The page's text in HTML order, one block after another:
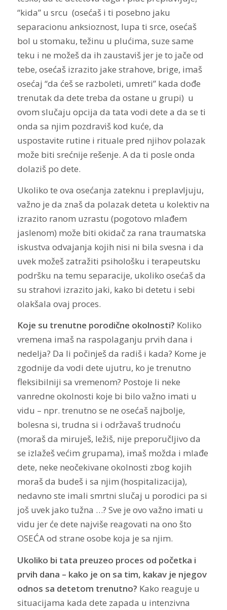
“kida” u srcu (osećaš i ti posebno jaku
separacionu anksioznost, lupa ti srce, osećaš
bol u stomaku, težinu u plućima, suze same
teku i ne možeš da ih zaustaviš jer je to jače od
tebe, osećaš izrazito jake strahove, brige, imaš
osećaj “da ćeš se razboleti, umreti” kada dođe
trenutak da dete treba da ostane u grupi) u
ovom slučaju opcija da tata vodi dete a da se ti
onda sa njim pozdraviš kod kuće, da
uspostavite rutine i rituale pred njihov polazak
može biti srećnije rešenje. A da ti posle onda
dolaziš po dete.
Ukoliko te ova osećanja zateknu i preplavljuju,
važno je da znaš da polazak deteta u kolektiv na
izrazito ranom uzrastu (pogotovo mlađem
jaslenom) može biti okidač za rana traumatska
iskustva odvajanja kojih nisi ni bila svesna i da
uvek možeš zatražiti psihološku i terapeutsku
podršku na temu separacije, ukoliko osećaš da
su strahovi izrazito jaki, kako bi detetu i sebi
olakšala ovaj proces.
Koje su trenutne porodične okolnosti? Koliko
vremena imaš na raspolaganju prvih dana i
nedelja? Da li počinješ da radiš i kada? Kome je
zgodnije da vodi dete ujutru, ko je trenutno
fleksibilniji sa vremenom? Postoje li neke
vanredne okolnosti koje bi bilo važno imati u
vidu – npr. trenutno se ne osećaš najbolje,
bolesna si, trudna si i održavaš trudnoću
(moraš da miruješ, ležiš, nije preporučljivo da
se izlažeš većim grupama), imaš možda i mlađe
dete, neke neočekivane okolnosti zbog kojih
moraš da budeš i sa njim (hospitalizacija),
nedavno ste imali smrtni slučaj u porodici pa si
još uvek jako tužna …? Sve je ovo važno imati u
vidu jer će dete najviše reagovati na ono što
OSEĆA od strane osobe koja je sa njim.
Ukoliko bi tata preuzeo proces od početka i
prvih dana – kako je on sa tim, kakav je njegov
odnos sa detetom trenutno? Kako reaguje u
situacijama kada dete zapada u intenzivna